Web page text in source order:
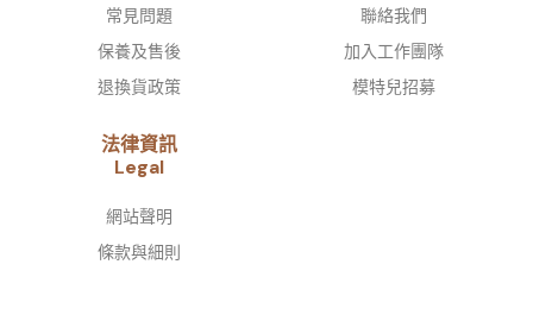
常見問題
保養及售後
退換貨政策
聯絡我們
加入工作團隊
模特兒招募
法律資訊
Legal
網站聲明
條款與細則